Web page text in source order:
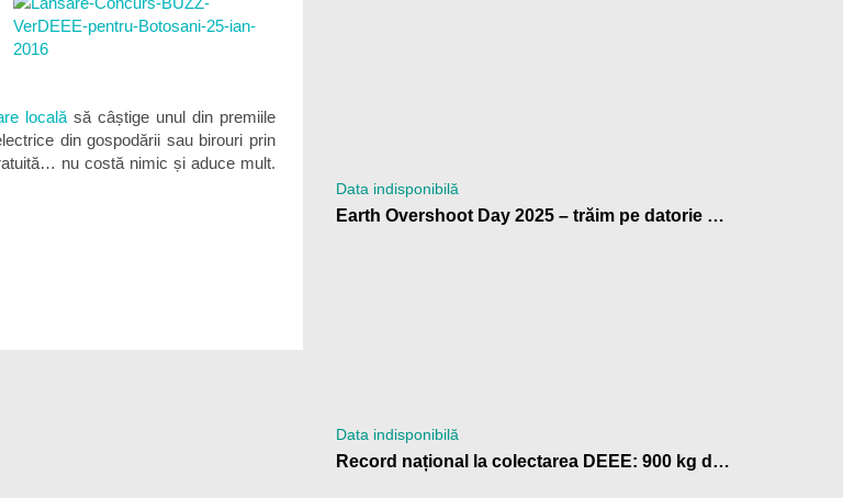
localăsă câștige unul din premiile
din gospodării sau birouri prin
nu costă nimic și aduce mult.
Data indisponibilă
Earth Overshoot Day 2025 – trăim pe datorie ecologică
Data indisponibilă
Record național la colectarea DEEE: 900 kg de baterii trimise la reciclare de Școala Gimnazială „Anton Pann” Râmnicu Vâlcea